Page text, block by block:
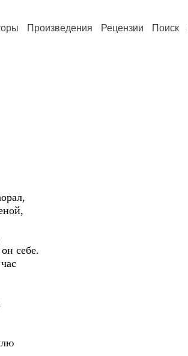
Произведения Рецензии Поиск
себе.